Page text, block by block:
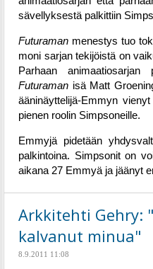
sävellyksestä palkittiin
Futuraman menestys tuo
moni sarjan tekijöistä on
Parhaan
Futuraman isä Matt
ääninäyttelijä-Emmyn
pienen roolin Simpsoneille.
Emmyjä pidetään
palkintoina. Simpsonit on
aikana 27 Emmyä ja jäänyt
Arkkitehti Gehry:
kalvanut minua"
8.9.2011 11:08